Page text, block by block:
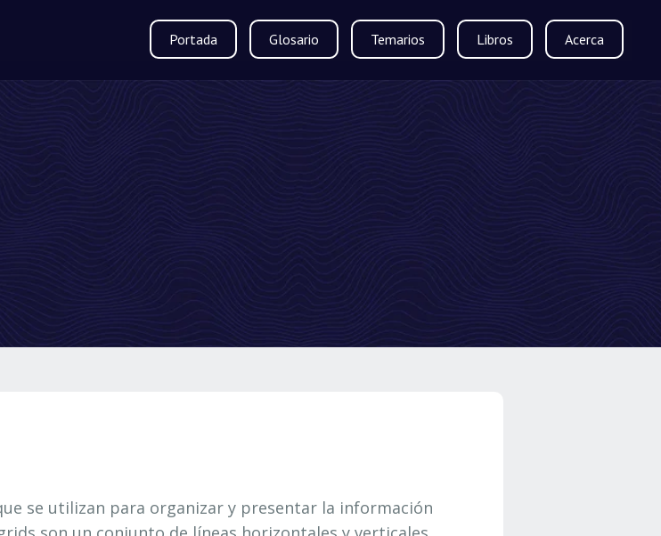
Portada Glosario Temarios Libros Acerca
se utilizan para organizar y presentar la información